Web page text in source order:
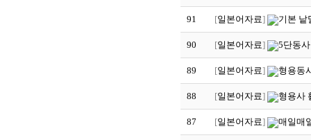
91 [일본어자료] 기본 낱
90 [일본어자료] 5단동
89 [일본어자료] 형용동
88 [일본어자료] 형용사
87 [일본어자료] 매일매